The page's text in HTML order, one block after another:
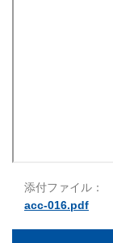
添付ファイル：
acc-016.pdf